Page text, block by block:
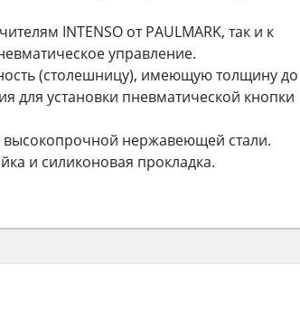
INTENSO от PAULMARK, так и к
управление.
(столешницу), имеющую толщину до
для установки пневматической кнопки
высокопрочной нержавеющей стали.
и силиконовая прокладка.